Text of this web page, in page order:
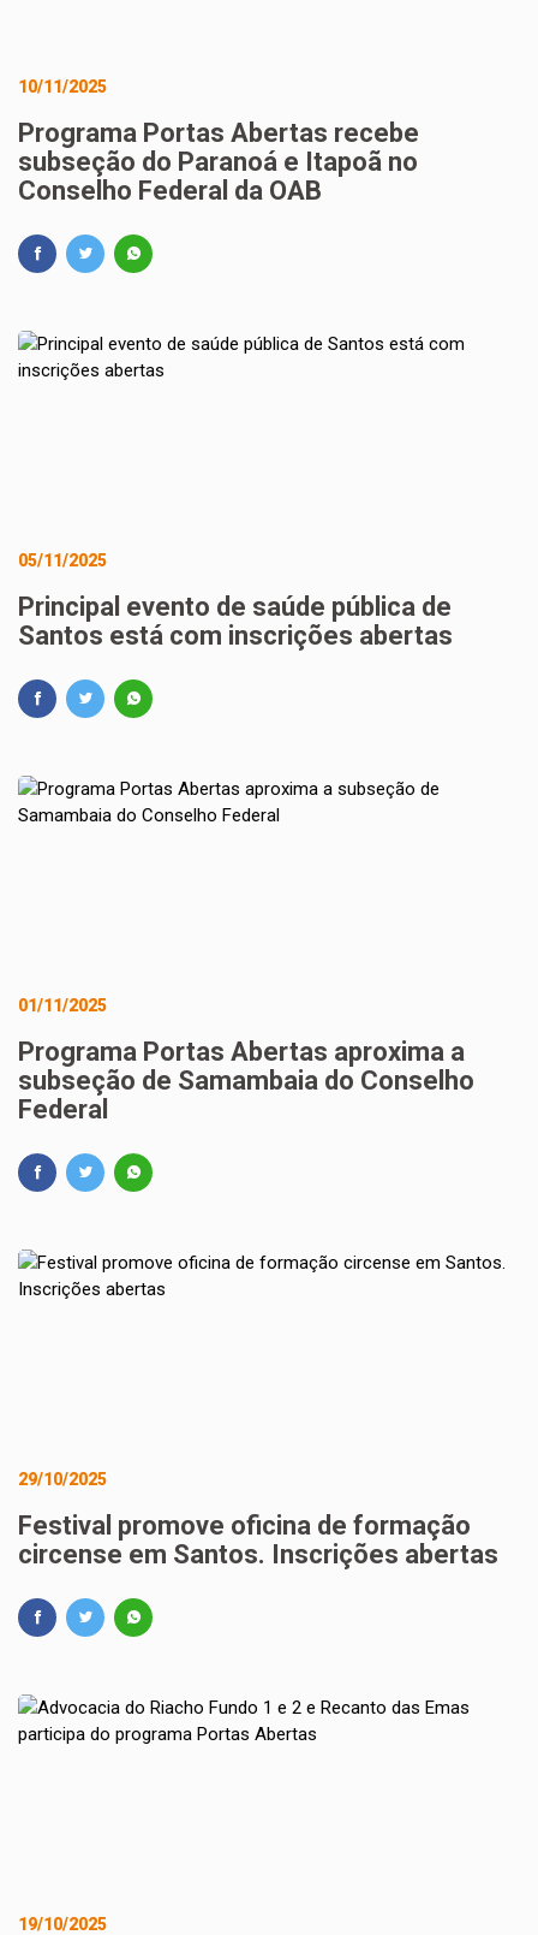
10/11/2025
Programa Portas Abertas recebe
subseção do Paranoá e Itapoã no
Conselho Federal da OAB
05/11/2025
Principal evento de saúde pública de
Santos está com inscrições abertas
01/11/2025
Programa Portas Abertas aproxima a
subseção de Samambaia do Conselho
Federal
29/10/2025
Festival promove oficina de formação
circense em Santos. Inscrições abertas
19/10/2025